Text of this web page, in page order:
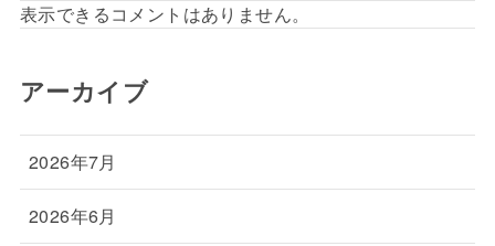
表示できるコメントはありません。
アーカイブ
2026年7月
2026年6月